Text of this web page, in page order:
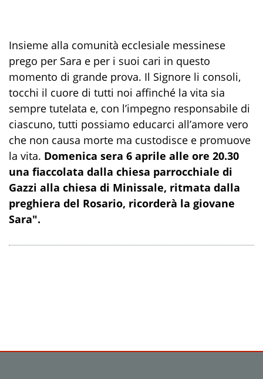
Insieme alla comunità ecclesiale messinese
prego per Sara e per i suoi cari in questo
momento di grande prova. Il Signore li consoli,
tocchi il cuore di tutti noi affinché la vita sia
sempre tutelata e, con l’impegno responsabile di
ciascuno, tutti possiamo educarci all’amore vero
che non causa morte ma custodisce e promuove
la vita. Domenica sera 6 aprile alle ore 20.30
una fiaccolata dalla chiesa parrocchiale di
Gazzi alla chiesa di Minissale, ritmata dalla
preghiera del Rosario, ricorderà la giovane
Sara".